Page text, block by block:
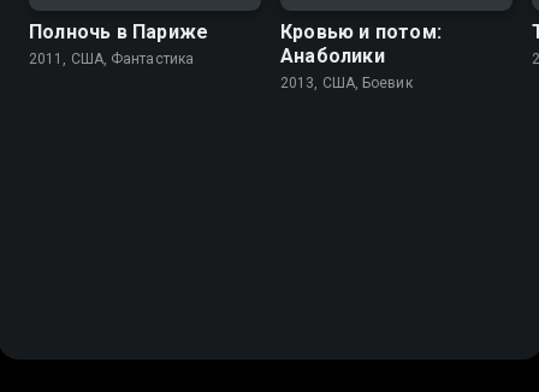
Полночь в Париже
2011, США, Фантастика
Кровью и потом:
Анаболики
2013, США, Боевик